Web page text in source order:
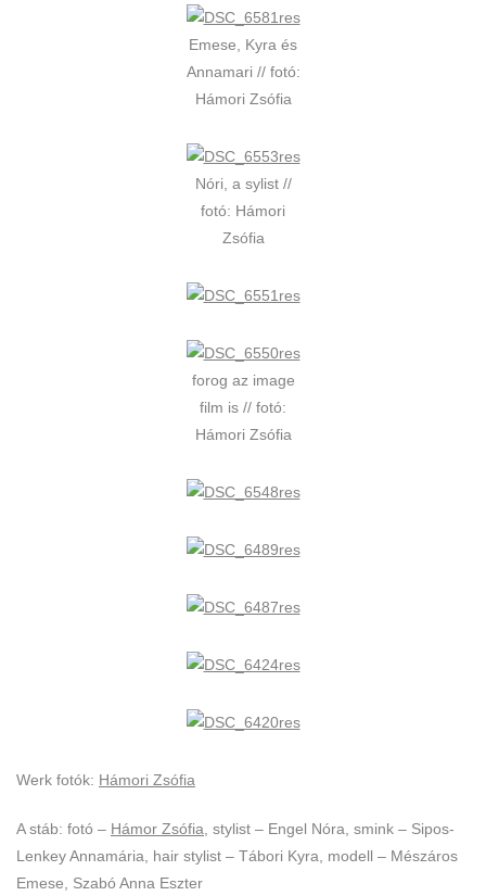
Emese, Kyra és
Annamari // fotó:
Hámori Zsófia
Nóri, a sylist //
fotó: Hámori
Zsófia
forog az image
film is // fotó:
Hámori Zsófia
Werk fotók: Hámori Zsófia
A stáb: fotó – Hámor Zsófia , stylist – Engel Nóra, smink – Sipos-
Lenkey Annamária, hair stylist – Tábori Kyra, modell – Mészáros
Emese, Szabó Anna Eszter